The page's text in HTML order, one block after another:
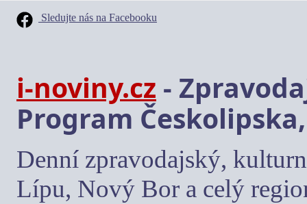
Sledujte nás na Facebooku
i-noviny.cz -
Program
Denní zpravodajský,
Lípu, Nový Bor a celý